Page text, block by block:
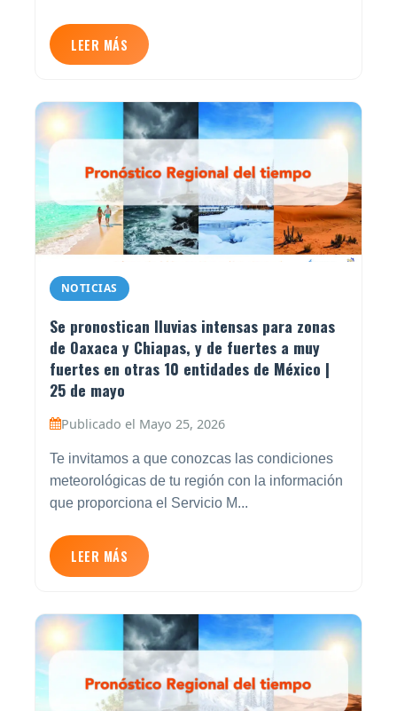
LEER MÁS
NOTICIAS
Se pronostican lluvias intensas para zonas
de Oaxaca y Chiapas, y de fuertes a muy
fuertes en otras 10 entidades de México |
25 de mayo
Publicado el Mayo 25, 2026
Te invitamos a que conozcas las condiciones
meteorológicas de tu región con la información
que proporciona el Servicio M...
LEER MÁS